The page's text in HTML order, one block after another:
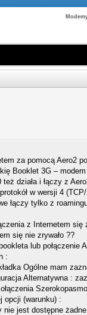
za pomocą Aero2
Booklet 3G –
działa i łączy z
w wersji 4
łączy tylko z
z Internetem się
się nie zrywało ??
lub
:
Ogólne mam
Alternatywna :
opcji (warunku) :
jest dostępne